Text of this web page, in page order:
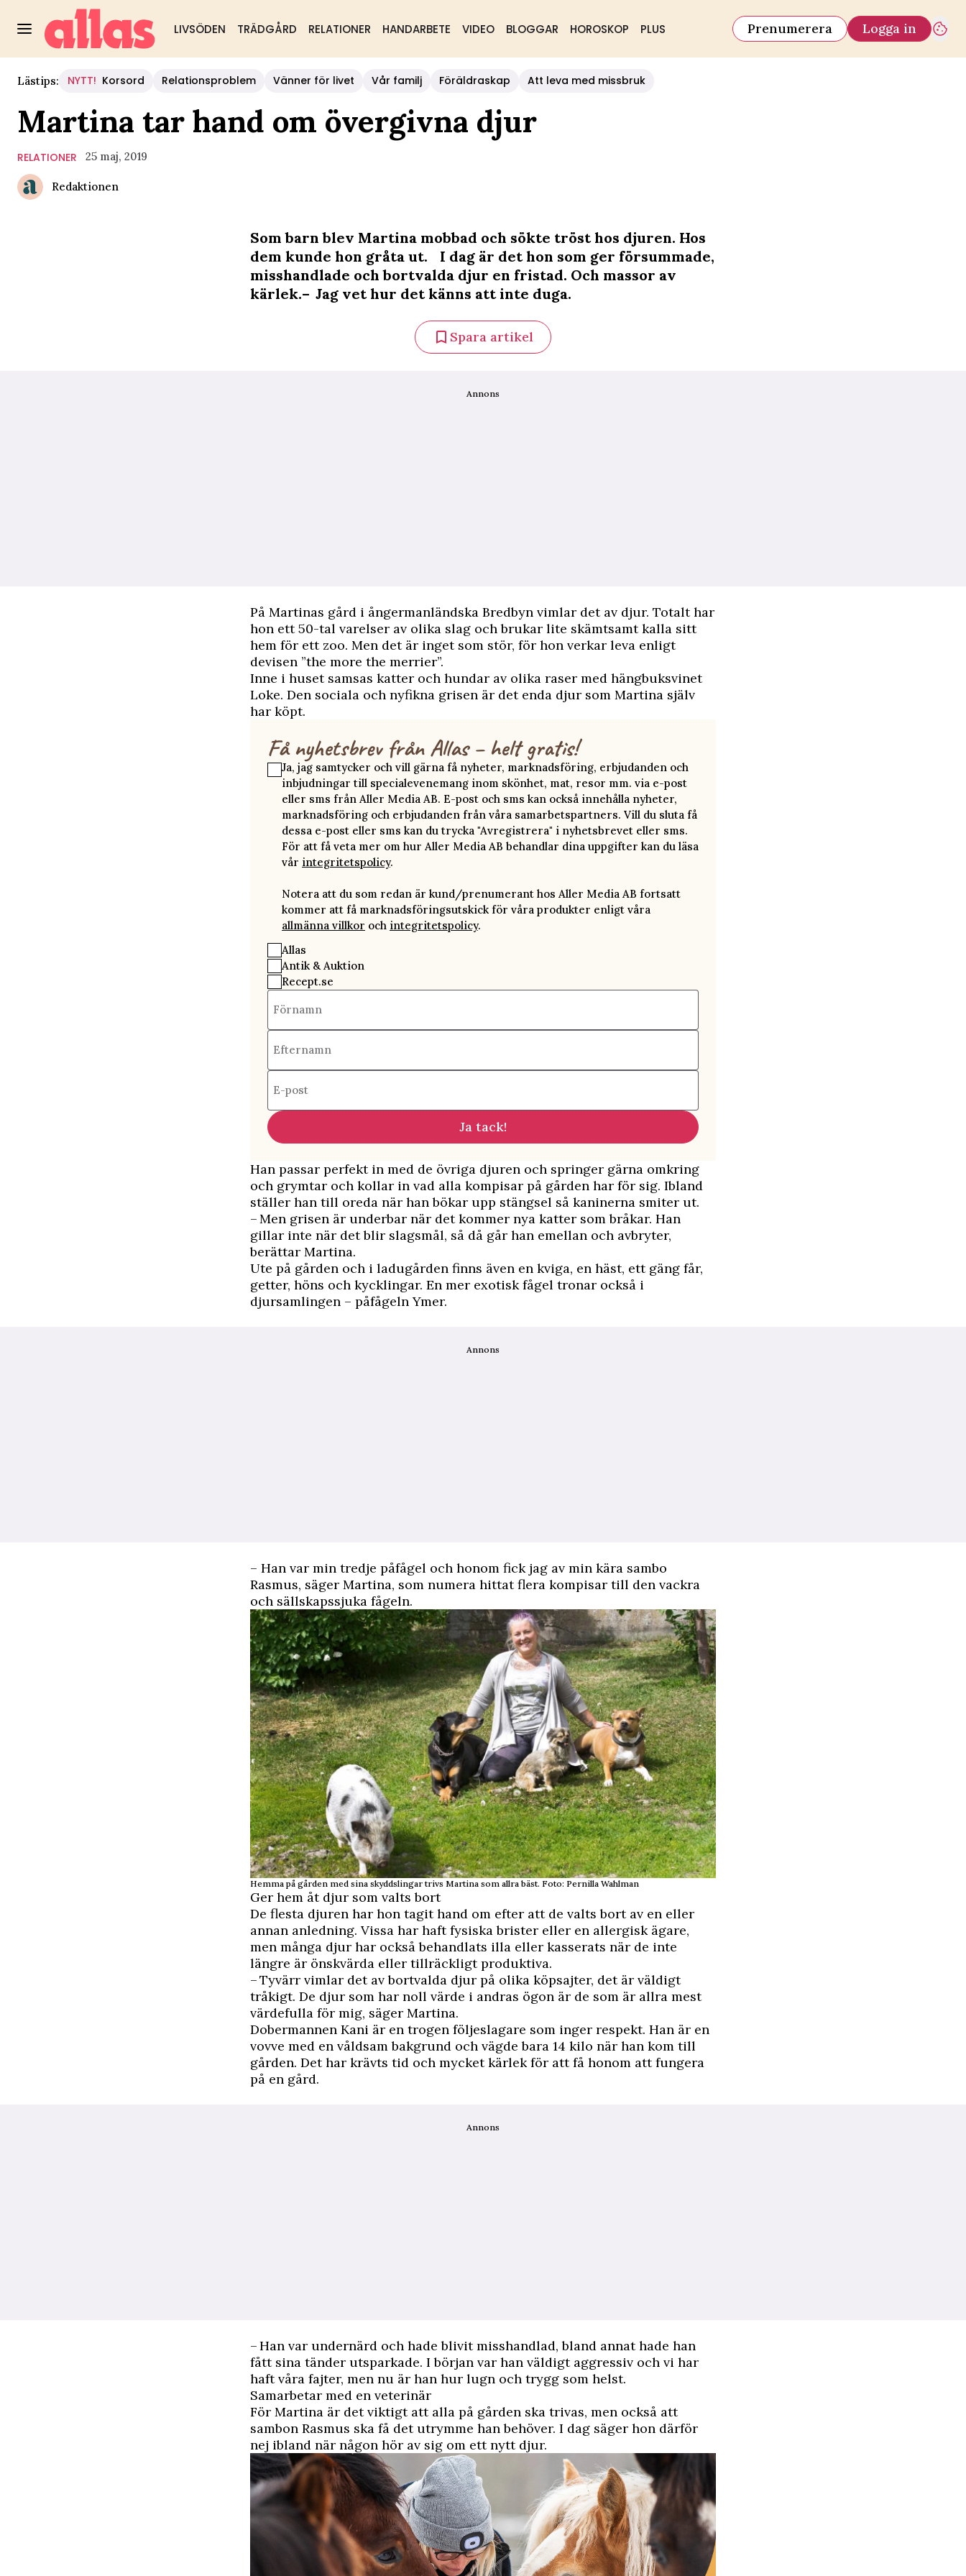
LIVSÖDEN TRÄDGÅRD RELATIONER HANDARBETE VIDEO BLOGGAR HOROSKOP PLUS Prenumerera Logga in
Lästips: NYTT! Korsord Relationsproblem Vänner för livet Vår familj Föräldraskap Att leva med missbruk
Martina tar hand om övergivna djur
RELATIONER 25 maj, 2019
Redaktionen
Som barn blev Martina mobbad och sökte tröst hos djuren. Hos
dem kunde hon gråta ut. I dag är det hon som ger försummade,
misshandlade och bortvalda djur en fristad. Och massor av
kärlek.– Jag vet hur det känns att inte duga.
Spara artikel
Annons
På Martinas gård i ångermanländska Bredbyn vimlar det av djur. Totalt har
hon ett 50-tal varelser av olika slag och brukar lite skämtsamt kalla sitt
hem för ett zoo. Men det är inget som stör, för hon verkar leva enligt
devisen ”the more the merrier”.
Inne i huset samsas katter och hundar av olika raser med hängbuksvinet
Loke. Den sociala och nyfikna grisen är det enda djur som Martina själv
har köpt.
Få nyhetsbrev från Allas – helt gratis!
Ja, jag samtycker och vill gärna få nyheter, marknadsföring, erbjudanden och
inbjudningar till specialevenemang inom skönhet, mat, resor mm. via e-post
eller sms från Aller Media AB. E-post och sms kan också innehålla nyheter,
marknadsföring och erbjudanden från våra samarbetspartners. Vill du sluta få
dessa e-post eller sms kan du trycka "Avregistrera" i nyhetsbrevet eller sms.
För att få veta mer om hur Aller Media AB behandlar dina uppgifter kan du läsa
vår integritetspolicy.
Notera att du som redan är kund/prenumerant hos Aller Media AB fortsatt
kommer att få marknadsföringsutskick för våra produkter enligt våra
allmänna villkor och integritetspolicy.
Allas
Antik & Auktion
Recept.se
Förnamn
Efternamn
E-post
Ja tack!
Han passar perfekt in med de övriga djuren och springer gärna omkring
och grymtar och kollar in vad alla kompisar på gården har för sig. Ibland
ställer han till oreda när han bökar upp stängsel så kaninerna smiter ut.
– Men grisen är underbar när det kommer nya katter som bråkar. Han
gillar inte när det blir slagsmål, så då går han emellan och avbryter,
berättar Martina.
Ute på gården och i ladugården finns även en kviga, en häst, ett gäng får,
getter, höns och kycklingar. En mer exotisk fågel tronar också i
djursamlingen – påfågeln Ymer.
Annons
– Han var min tredje påfågel och honom fick jag av min kära sambo
Rasmus, säger Martina, som numera hittat flera kompisar till den vackra
och sällskapssjuka fågeln.
Hemma på gården med sina skyddslingar trivs Martina som allra bäst. Foto: Pernilla Wahlman
Ger hem åt djur som valts bort
De flesta djuren har hon tagit hand om efter att de valts bort av en eller
annan anledning. Vissa har haft fysiska brister eller en allergisk ägare,
men många djur har också behandlats illa eller kasserats när de inte
längre är önskvärda eller tillräckligt produktiva.
– Tyvärr vimlar det av bortvalda djur på olika köpsajter, det är väldigt
tråkigt. De djur som har noll värde i andras ögon är de som är allra mest
värdefulla för mig, säger Martina.
Dobermannen Kani är en trogen följeslagare som inger respekt. Han är en
vovve med en våldsam bakgrund och vägde bara 14 kilo när han kom till
gården. Det har krävts tid och mycket kärlek för att få honom att fungera
på en gård.
Annons
– Han var undernärd och hade blivit misshandlad, bland annat hade han
fått sina tänder utsparkade. I början var han väldigt aggressiv och vi har
haft våra fajter, men nu är han hur lugn och trygg som helst.
Samarbetar med en veterinär
För Martina är det viktigt att alla på gården ska trivas, men också att
sambon Rasmus ska få det utrymme han behöver. I dag säger hon därför
nej ibland när någon hör av sig om ett nytt djur.